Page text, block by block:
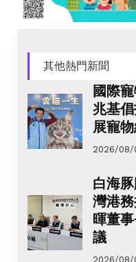
其他熱門新聞
國際
兆基
展寵
2026/08/
白海
灣港
暉董
議
2026/08/